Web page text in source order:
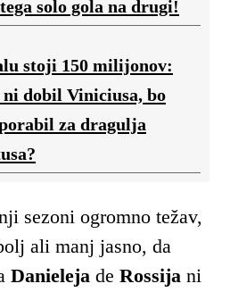
solo gola na drugi!
stoji 150 milijonov:
dobil Viniciusa, bo
za dragulja
sezoni ogromno težav,
ali manj jasno, da
Danieleja de Rossija ni